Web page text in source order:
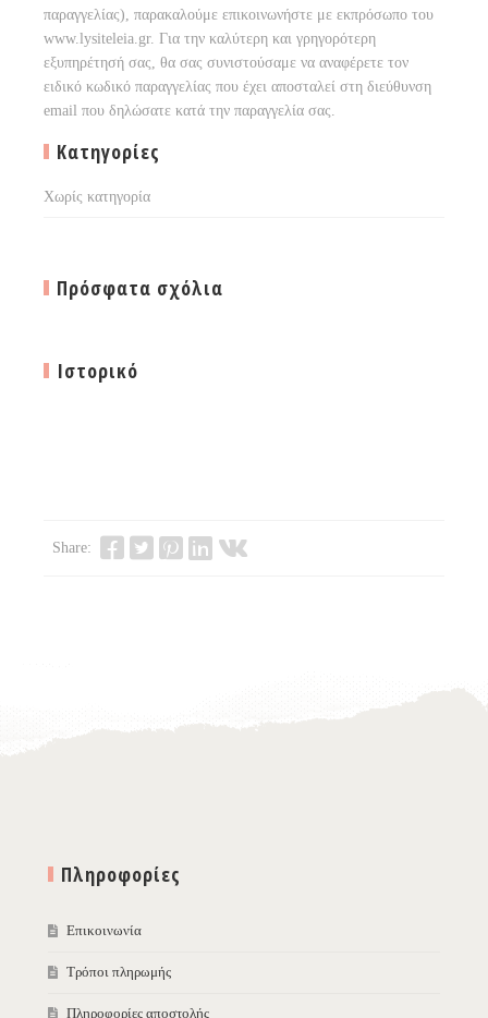
παραγγελίας), παρακαλούμε επικοινωνήστε με εκπρόσωπο του
www.lysiteleia.gr. Για την καλύτερη και γρηγορότερη
εξυπηρέτησή σας, θα σας συνιστούσαμε να αναφέρετε τον
ειδικό κωδικό παραγγελίας που έχει αποσταλεί στη διεύθυνση
email που δηλώσατε κατά την παραγγελία σας.
Kατηγορίες
Χωρίς κατηγορία
Πρόσφατα σχόλια
Ιστορικό
Share:
Πληροφορίες
Επικοινωνία
Τρόποι πληρωμής
Πληροφορίες αποστολής